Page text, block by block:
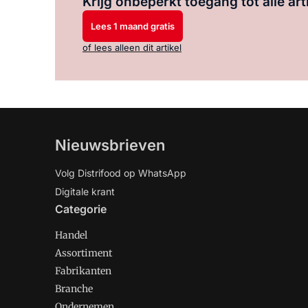
Lees 1 maand gratis
of lees alleen dit artikel
Nieuwsbrieven
Volg Distrifood op WhatsApp
Digitale krant
Categorie
Handel
Assortiment
Fabrikanten
Branche